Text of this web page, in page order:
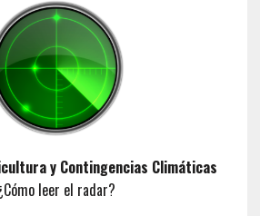
y Contingencias Climáticas
leer el radar?